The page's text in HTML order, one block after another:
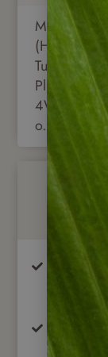
Mitta D1
(Hyundai
Tucson
Plus 2.0
4WD
o.ä.)
7 ÜB/F
Hotels
8 Tage